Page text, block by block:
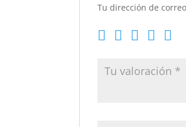
Tu dirección de